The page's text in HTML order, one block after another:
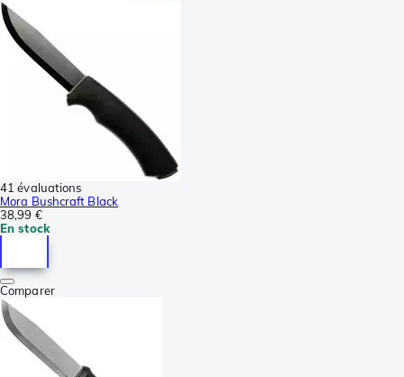
41 évaluations
Mora Bushcraft Black
38,99 €
En stock
Comparer